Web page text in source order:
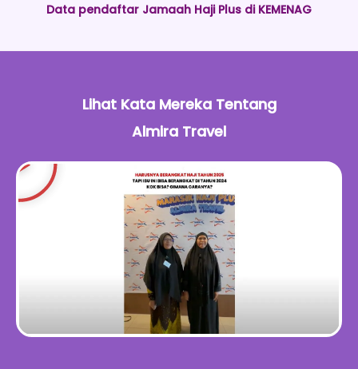
Data pendaftar Jamaah Haji Plus di KEMENAG
Lihat Kata Mereka Tentang
Almira Travel